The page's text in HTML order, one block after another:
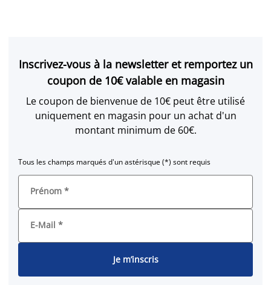
Inscrivez-vous à la newsletter et remportez un
coupon de 10€ valable en magasin
Le coupon de bienvenue de 10€ peut être utilisé
uniquement en magasin pour un achat d'un
montant minimum de 60€.
Tous les champs marqués d'un astérisque (*) sont requis
Prénom *
E-Mail *
Je m’inscris